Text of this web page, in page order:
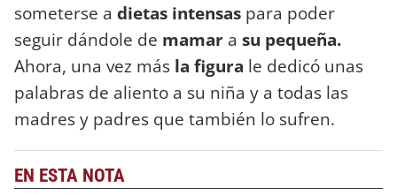
someterse a dietas intensas para poder
seguir dándole de mamar a su pequeña.
Ahora, una vez más la figura le dedicó unas
palabras de aliento a su niña y a todas las
madres y padres que también lo sufren.
EN ESTA NOTA